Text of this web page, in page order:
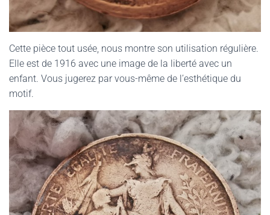
Cette pièce tout usée, nous montre son utilisation régulière.
Elle est de 1916 avec une image de la liberté avec un
enfant. Vous jugerez par vous-même de l’esthétique du
motif.